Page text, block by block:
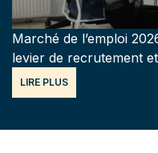
Marché de l’emploi
levier de recrutement
LIRE PLUS